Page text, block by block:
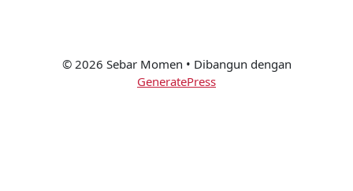
© 2026 Sebar Momen • Dibangun dengan
GeneratePress